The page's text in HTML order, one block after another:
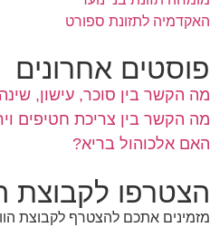
האקדמיה לתזונת ספורט
פוסטים אחרונים
מה הקשר בין סוכר, עישון,
מה הקשר בין צריכת חטיפים
האם אלכוהול בריא?
הצטרפו לקבוצת
מזמינים אתכם להצטרף לקבוצת